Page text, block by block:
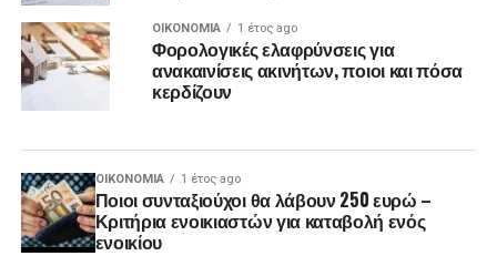
ΟΙΚΟΝΟΜΊΑ 1 έτος ago
Φορολογικές ελαφρύνσεις για
ανακαινίσεις ακινήτων, ποιοι και πόσα
κερδίζουν
ΟΙΚΟΝΟΜΊΑ 1 έτος ago
Ποιοι συνταξιούχοι θα λάβουν 250 ευρώ –
Κριτήρια ενοικιαστών για καταβολή ενός
ενοικίου